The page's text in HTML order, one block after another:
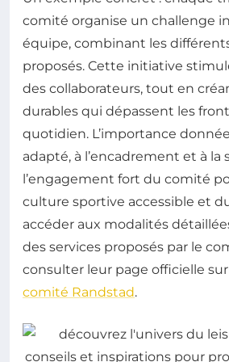
comité organise un challenge
équipe, combinant les
proposés. Cette initiative
des collaborateurs, tout en
durables qui dépassent les
quotidien. L’importance
adapté, à l’encadrement et à
l’engagement fort du comité
culture sportive accessible et
accéder aux modalités
des services proposés par le
consulter leur page officielle sur
comité Randstad.